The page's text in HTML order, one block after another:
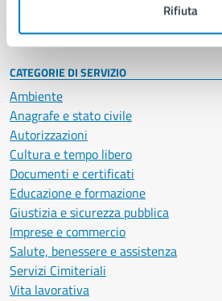
Rifiuta
Intranet, posta aziendale e protocollo
CATEGORIE DI SERVIZIO
Ambiente
Anagrafe e stato civile
Autorizzazioni
Cultura e tempo libero
Documenti e certificati
Educazione e formazione
Giustizia e sicurezza pubblica
Imprese e commercio
Salute, benessere e assistenza
Servizi Cimiteriali
Vita lavorativa